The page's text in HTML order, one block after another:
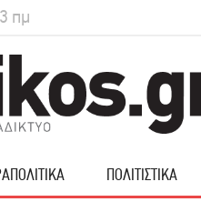
πμ
ΠΟΛΙΤΙΣΤΙΚΑ